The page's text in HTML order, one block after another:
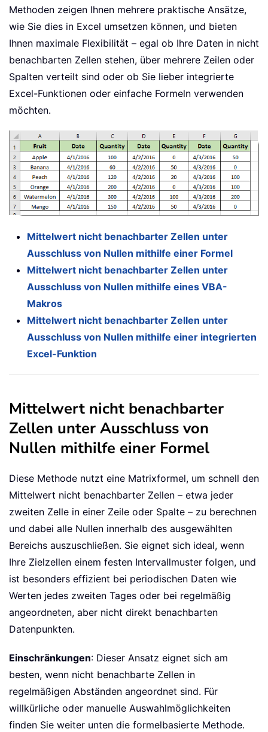
Methoden zeigen Ihnen mehrere praktische Ansätze,
wie Sie dies in Excel umsetzen können, und bieten
Ihnen maximale Flexibilität – egal ob Ihre Daten in nicht
benachbarten Zellen stehen, über mehrere Zeilen oder
Spalten verteilt sind oder ob Sie lieber integrierte
Excel-Funktionen oder einfache Formeln verwenden
möchten.
Mittelwert nicht benachbarter Zellen unter
Ausschluss von Nullen mithilfe einer Formel
Mittelwert nicht benachbarter Zellen unter
Ausschluss von Nullen mithilfe eines VBA-
Makros
Mittelwert nicht benachbarter Zellen unter
Ausschluss von Nullen mithilfe einer integrierten
Excel-Funktion
Mittelwert nicht benachbarter
Zellen unter Ausschluss von
Nullen mithilfe einer Formel
Diese Methode nutzt eine Matrixformel, um schnell den
Mittelwert nicht benachbarter Zellen – etwa jeder
zweiten Zelle in einer Zeile oder Spalte – zu berechnen
und dabei alle Nullen innerhalb des ausgewählten
Bereichs auszuschließen. Sie eignet sich ideal, wenn
Ihre Zielzellen einem festen Intervallmuster folgen, und
ist besonders effizient bei periodischen Daten wie
Werten jedes zweiten Tages oder bei regelmäßig
angeordneten, aber nicht direkt benachbarten
Datenpunkten.
Einschränkungen: Dieser Ansatz eignet sich am
besten, wenn nicht benachbarte Zellen in
regelmäßigen Abständen angeordnet sind. Für
willkürliche oder manuelle Auswahlmöglichkeiten
finden Sie weiter unten die formelbasierte Methode.